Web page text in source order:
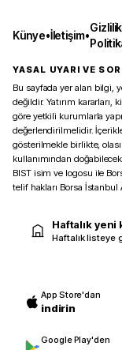
Künye•İletişim•
YASAL UYARI VE
Bu sayfada yer alan bilgi,
değildir. Yatırım
göre yetkili kurumlarla
değerlendirilmelidir.
gösterilmekle birlikte,
kullanımından
BIST isim ve logosu ile
telif hakları Borsa İstanbul
Haftalık
Haftalık listeye
App Store'dan
indirin
Google Play'den